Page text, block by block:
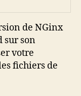
de NGinx
sur son
votre
fichiers de